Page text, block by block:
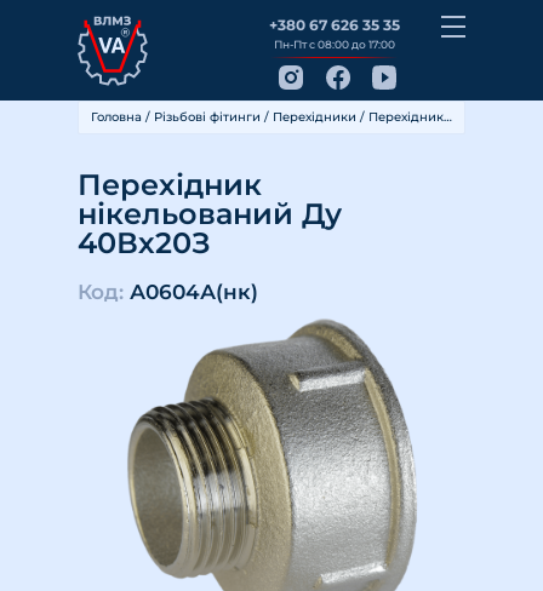
+380 67 626 35 35
Пн-Пт с 08:00 до 17:00
Головна / Різьбові фітинги / Перехідники / Перехідник нікельований Ду 40Вх20З
Перехідник
нікельований Ду
40Вх20З
Код: А0604А(нк)